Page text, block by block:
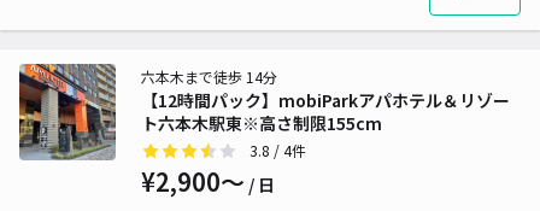
【12時間パック】mobiParkアパホテル＆リゾー
ト六本木駅東※高さ制限155cm
六本木まで徒歩 14分
3.8 / 4件
¥2,900〜 / 日